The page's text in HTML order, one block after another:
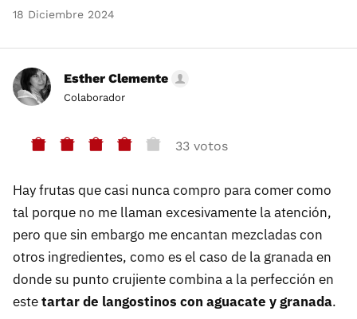
18 Diciembre 2024
Esther Clemente
Colaborador
33 votos
Hay frutas que casi nunca compro para comer como
tal porque no me llaman excesivamente la atención,
pero que sin embargo me encantan mezcladas con
otros ingredientes, como es el caso de la granada en
donde su punto crujiente combina a la perfección en
estetartar de langostinos con aguacate y granada.